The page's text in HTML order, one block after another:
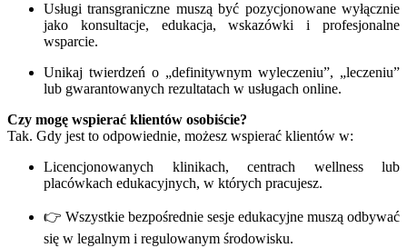
Usługi transgraniczne muszą być pozycjonowane wyłącznie
jako konsultacje, edukacja, wskazówki i profesjonalne
wsparcie.
Unikaj twierdzeń o „definitywnym wyleczeniu”, „leczeniu”
lub gwarantowanych rezultatach w usługach online.
Czy mogę wspierać klientów osobiście?
Tak. Gdy jest to odpowiednie, możesz wspierać klientów w:
Licencjonowanych klinikach, centrach wellness lub
placówkach edukacyjnych, w których pracujesz.
👉 Wszystkie bezpośrednie sesje edukacyjne muszą odbywać
się w legalnym i regulowanym środowisku.